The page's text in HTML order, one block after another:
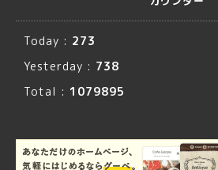
Today : 273
Yesterday : 738
Total : 1079895